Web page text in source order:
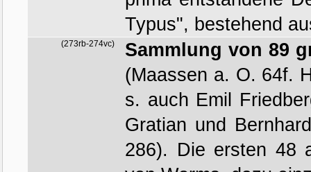
Typus", bestehend
(273rb-274vc)
Sammlung von 89
(Maassen a. O. 64f.
s. auch Emil
Gratian und
286). Die ersten 48